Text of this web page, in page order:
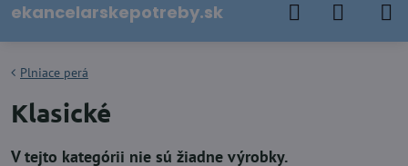
ekancelarskepotreby.sk
Plniace perá
Klasické